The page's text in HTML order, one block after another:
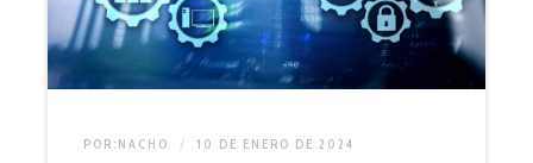
POR: NACHO 10 DE ENERO DE 2024